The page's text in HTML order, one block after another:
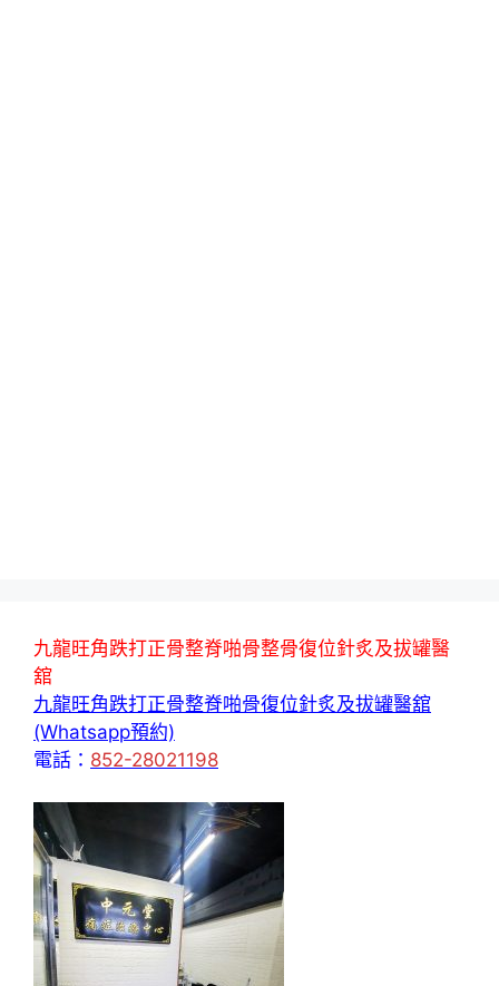
九龍旺角跌打正骨整脊啪骨整骨復位針炙及拔罐醫
舘
九龍旺角跌打正骨整脊啪骨復位針炙及拔罐醫舘
(Whatsapp預約)
電話： 852-28021198